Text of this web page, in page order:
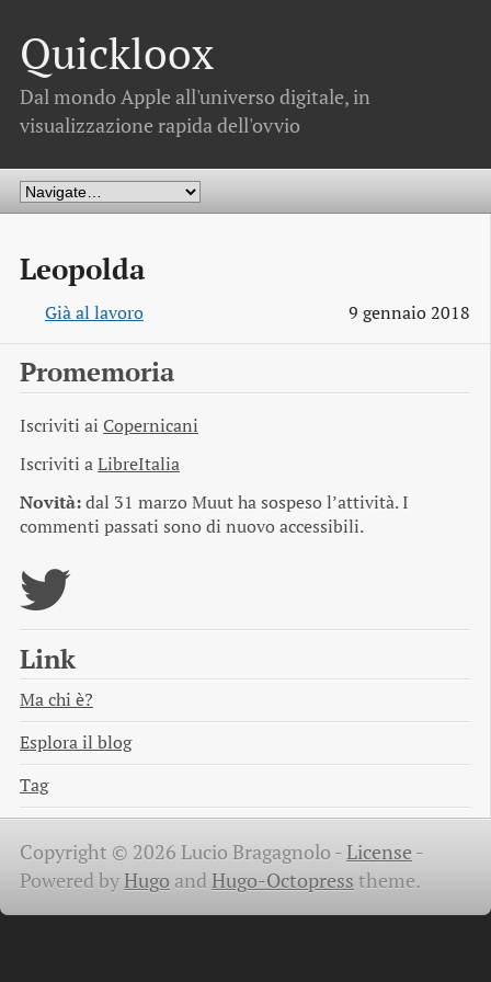
Quickloox
Dal mondo Apple all'universo digitale, in
visualizzazione rapida dell'ovvio
Leopolda
Già al lavoro 9 gennaio 2018
Promemoria
Iscriviti ai Copernicani
Iscriviti aLibreItalia
Novità:dal 31 marzo Muut ha sospeso l’attività. I
commenti passati sono di nuovo accessibili.
Link
Ma chi è?
Esplora il blog
Tag
Copyright © 2026 Lucio Bragagnolo -License -
Powered byHugo and Hugo-Octopress theme.